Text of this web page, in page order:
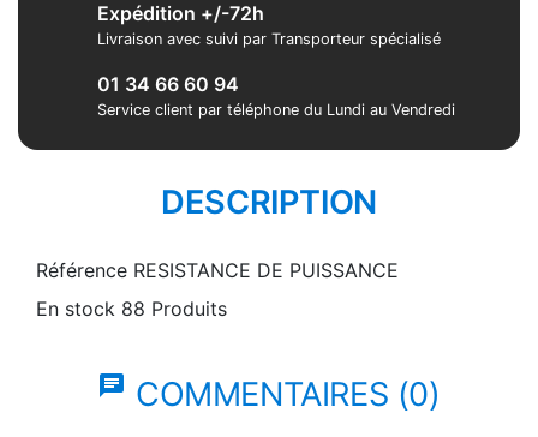
Expédition +/-72h
Livraison avec suivi par Transporteur spécialisé
01 34 66 60 94
Service client par téléphone du Lundi au Vendredi
DESCRIPTION
Référence RESISTANCE DE PUISSANCE
En stock 88 Produits
chat COMMENTAIRES (0)